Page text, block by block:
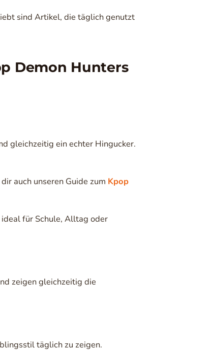
sind Artikel, die täglich genutzt
Demon Hunters
gleichzeitig ein echter Hingucker.
auch unseren Guide zum Kpop
ideal für Schule, Alltag oder
zeigen gleichzeitig die
täglich zu zeigen.